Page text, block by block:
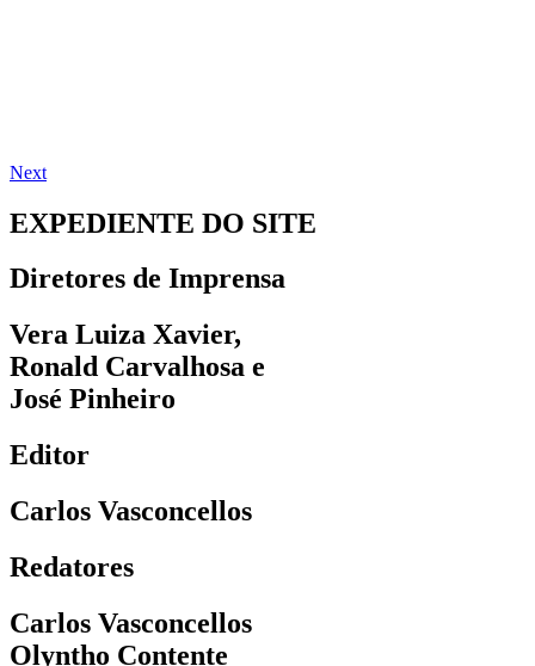
Next
EXPEDIENTE DO SITE
Diretores de Imprensa
Vera Luiza Xavier,
Ronald Carvalhosa e
José Pinheiro
Editor
Carlos Vasconcellos
Redatores
Carlos Vasconcellos
Olyntho Contente